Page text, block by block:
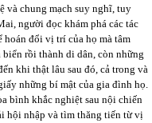
và chung mạch suy nghĩ, tuy
người đọc khám phá các tác
hoán đổi vị trí của họ mà tâm
rồi thành di dân, còn những
khi thật lâu sau đó, cả trong và
những bí mật của gia đình họ.
bình khắc nghiệt sau nội chiến
hội nhập và tìm thăng tiến từ vị